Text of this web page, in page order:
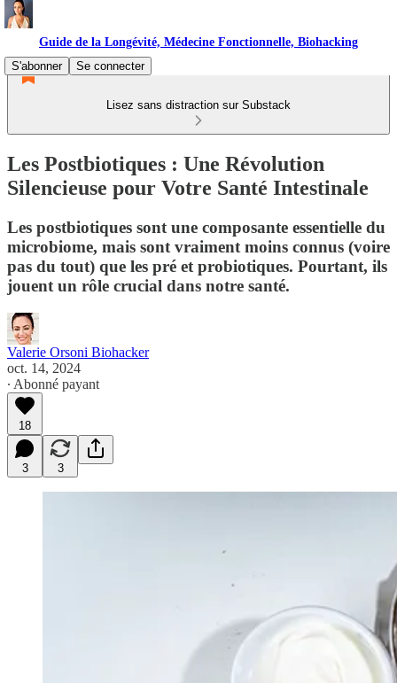
Guide de la Longévité, Médecine Fonctionnelle, Biohacking
S'abonner
Se connecter
Lisez sans distraction sur Substack
Les Postbiotiques : Une Révolution
Silencieuse pour Votre Santé Intestinale
Les postbiotiques sont une composante essentielle du
microbiome, mais sont vraiment moins connus (voire
pas du tout) que les pré et probiotiques. Pourtant, ils
jouent un rôle crucial dans notre santé.
Valerie Orsoni Biohacker
oct. 14, 2024
∙ Abonné payant
18
3 3